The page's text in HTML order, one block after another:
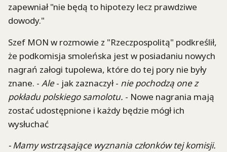
zapewniał "nie będą to hipotezy lecz prawdziwe
dowody."
Szef MON w rozmowie z "Rzeczpospolitą" podkreślił,
że podkomisja smoleńska jest w posiadaniu nowych
nagrań załogi tupolewa, które do tej pory nie były
znane. - Ale- jak zaznaczył - nie pochodzą one z
pokładu polskiego samolotu. - Nowe nagrania mają
zostać udostępnione i każdy będzie mógł ich
wysłuchać
- Mamy wstrząsające wyznania członków tej komisji.